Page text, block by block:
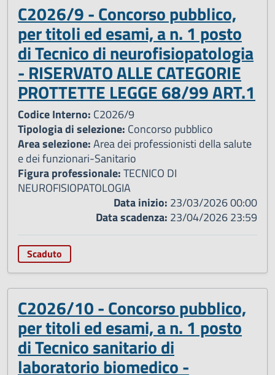
C2026/9 - Concorso pubblico,
per titoli ed esami, a n. 1 posto
di Tecnico di neurofisiopatologia
- RISERVATO ALLE CATEGORIE
PROTTETTE LEGGE 68/99 ART.1
Codice Interno: C2026/9
Tipologia di selezione: Concorso pubblico
Area selezione:Area dei professionisti della salute
e dei funzionari-Sanitario
Figura professionale:TECNICO DI
NEUROFISIOPATOLOGIA
Data inizio: 23/03/2026 00:00
Data scadenza: 23/04/2026 23:59
Scaduto
C2026/10 - Concorso pubblico,
per titoli ed esami, a n. 1 posto
di Tecnico sanitario di
laboratorio biomedico -